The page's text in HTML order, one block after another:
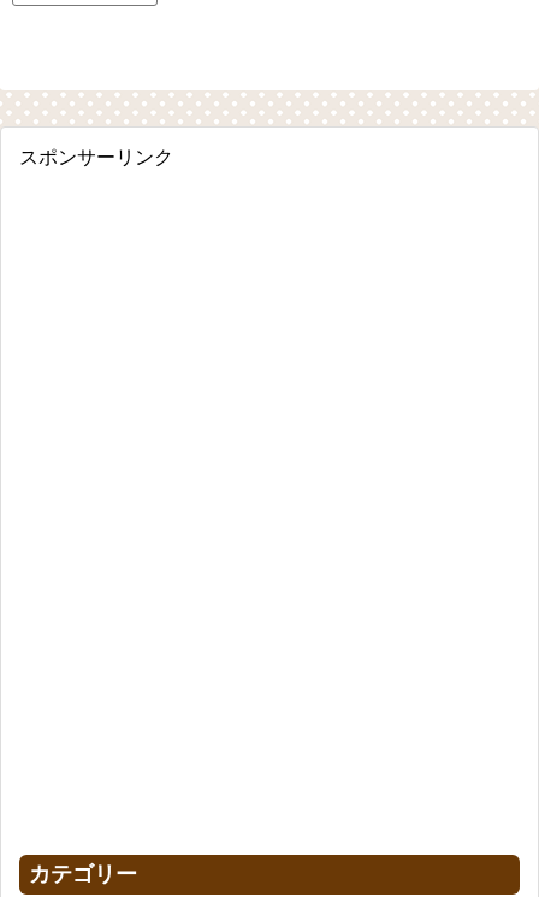
スポンサーリンク
カテゴリー